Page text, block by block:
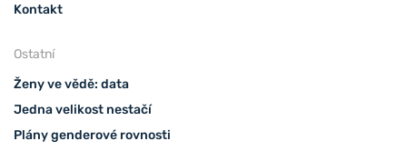
Kontakt
Ostatní
Ženy ve vědě: data
Jedna velikost nestačí
Plány genderové rovnosti